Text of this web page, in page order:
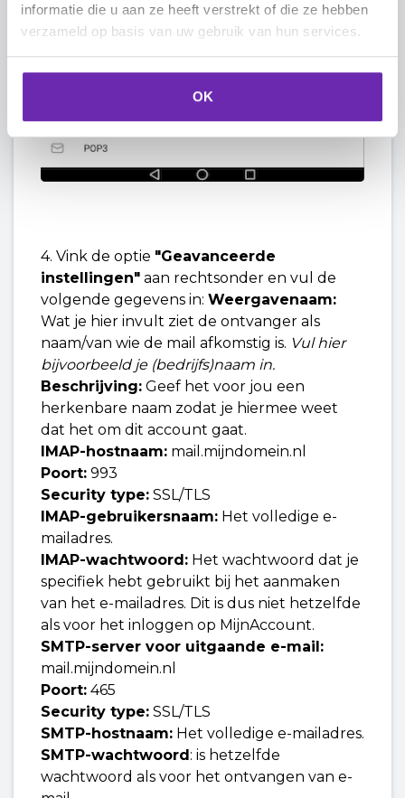
informatie die u aan ze heeft verstrekt of die ze hebben
verzameld op basis van uw gebruik van hun services.
OK
4. Vink de optie "Geavanceerde
instellingen" aan rechtsonder en vul de
volgende gegevens in: Weergavenaam:
Wat je hier invult ziet de ontvanger als
naam/van wie de mail afkomstig is. Vul hier
bijvoorbeeld je (bedrijfs)naam in.
Beschrijving: Geef het voor jou een
herkenbare naam zodat je hiermee weet
dat het om dit account gaat.
IMAP-hostnaam: mail.mijndomein.nl
Poort: 993
Security type: SSL/TLS
IMAP-gebruikersnaam: Het volledige e-
mailadres.
IMAP-wachtwoord: Het wachtwoord dat je
specifiek hebt gebruikt bij het aanmaken
van het e-mailadres. Dit is dus niet hetzelfde
als voor het inloggen op MijnAccount.
SMTP-server voor uitgaande e-mail:
mail.mijndomein.nl
Poort: 465
Security type: SSL/TLS
SMTP-hostnaam: Het volledige e-mailadres.
SMTP-wachtwoord : is hetzelfde
wachtwoord als voor het ontvangen van e-